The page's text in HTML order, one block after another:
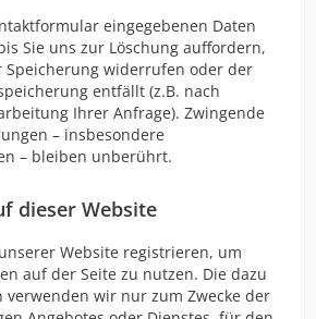
eingegebenen Daten
Sie uns zur Löschung auffordern,
Speicherung widerrufen oder der
entfällt (z.B. nach
Ihrer Anfrage). Zwingende
– insbesondere
– bleiben unberührt.
dieser Website
Website registrieren, um
auf der Seite zu nutzen. Die dazu
verwenden wir nur zum Zwecke der